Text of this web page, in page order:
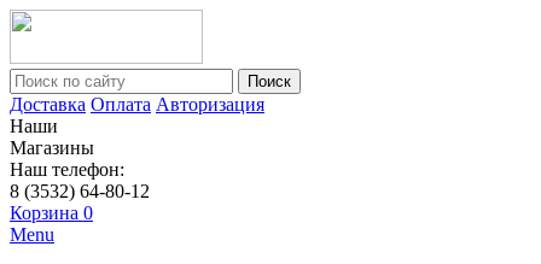
Поиск
Доставка Оплата Авторизация
Наши
Магазины
Наш телефон:
8 (3532) 64-80-12
Корзина 0
Menu